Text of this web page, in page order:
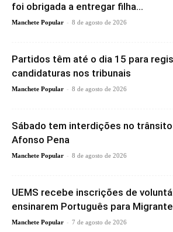
foi obrigada a entregar filha...
Manchete Popular - 8 de agosto de 2026
Partidos têm até o dia 15 para
candidaturas nos tribunais
Manchete Popular - 8 de agosto de 2026
Sábado tem interdições no
Afonso Pena
Manchete Popular - 8 de agosto de 2026
UEMS recebe inscrições de
ensinarem Português para
Manchete Popular - 7 de agosto de 2026